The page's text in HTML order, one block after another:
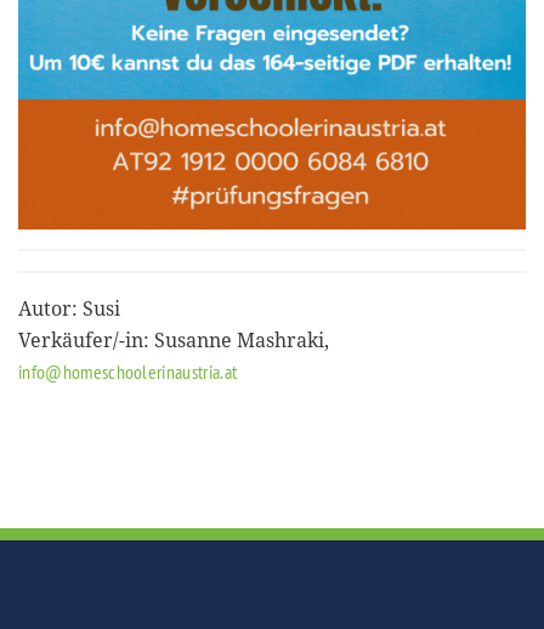
Autor: Susi
Verkäufer/-in: Susanne Mashraki,
info@homeschoolerinaustria.at